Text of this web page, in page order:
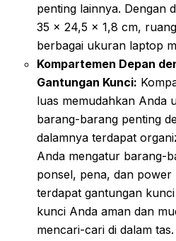
penting lainnya. Dengan
35 x 24,5 x 1,8 cm,
berbagai ukuran laptop
Kompartemen Depan
Gantungan Kunci:
luas memudahkan Anda
barang-barang penting
dalamnya terdapat
Anda mengatur barang-
ponsel, pena, dan power
terdapat gantungan
kunci Anda aman dan
mencari-cari di dalam tas.